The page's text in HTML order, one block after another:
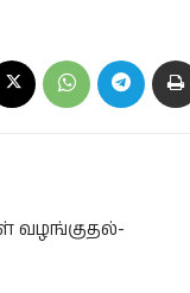
வழங்குதல்-